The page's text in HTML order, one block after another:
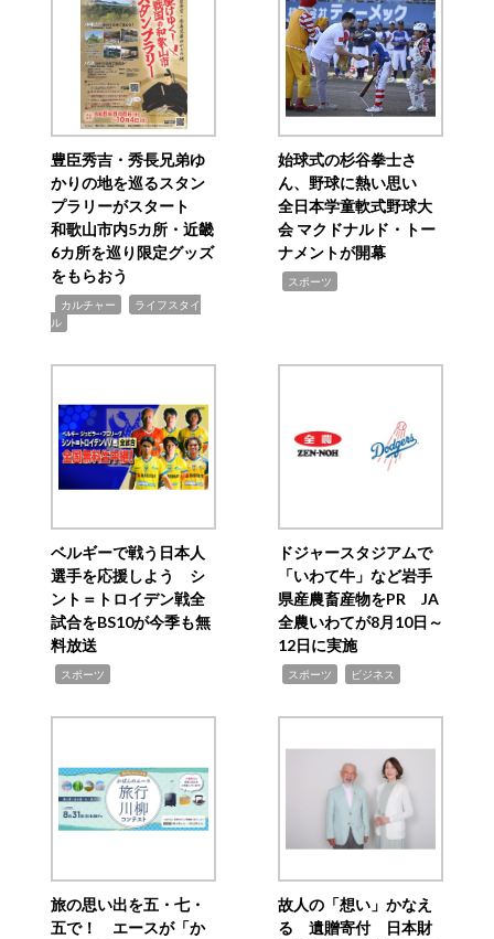
豊臣秀吉・秀長兄弟ゆ
かりの地を巡るスタン
プラリーがスタート
和歌山市内5カ所・近畿
6カ所を巡り限定グッズ
をもらおう
カルチャー
ライフスタイ
ル
始球式の杉谷拳士さ
ん、野球に熱い思い
全日本学童軟式野球大
会 マクドナルド・トー
ナメントが開幕
スポーツ
ベルギーで戦う日本人
選手を応援しよう シ
ント＝トロイデン戦全
試合をBS10が今季も無
料放送
スポーツ
ドジャースタジアムで
「いわて牛」など岩手
県産農畜産物をPR JA
全農いわてが8月10日～
12日に実施
スポーツ ビジネス
旅の思い出を五・七・
五で！ エースが「か
故人の「想い」かなえ
る 遺贈寄付 日本財